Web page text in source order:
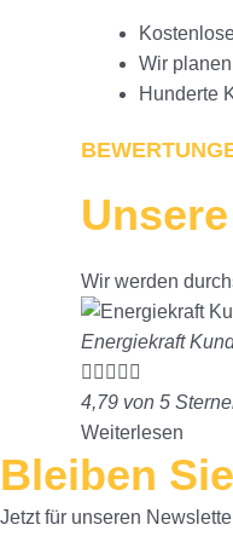
Wir
Hunderte
Wir werden
Energiekraft
    
4,79 von 5
Weiterlesen
Bleiben
Jetzt für unseren